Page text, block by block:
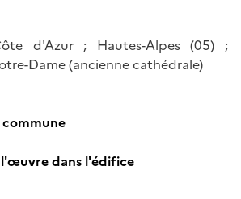
d'Azur ; Hautes-Alpes (05) ;
Dame (ancienne cathédrale)
commune
dans l'édifice